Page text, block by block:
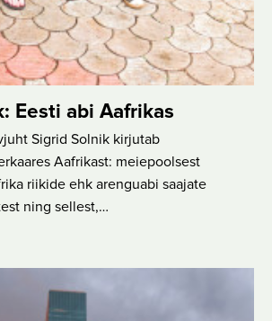
Eesti abi Aafrikas
Sigrid Solnik kirjutab
Aafrikast: meiepoolsest
riikide ehk arenguabi saajate
ning sellest,…